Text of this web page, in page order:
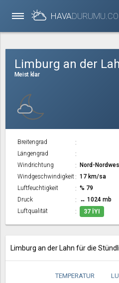
HAVADURUMU.CO
Limburg an der
Meist klar
Breitengrad
Längengrad
Windrichtung
Nord-
Windgeschwindigkeit
17 km/sa
Luftfeuchtigkeit
% 79
Druck
↔ 1024 mb
Luftqualität
37 İYI
Limburg an der Lahn für die
TEMPERATUR